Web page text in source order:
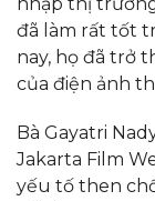
đã làm rất tốt
nay, họ đã trở
của điện ảnh
Bà Gayatri
Jakarta Film
yếu tố then